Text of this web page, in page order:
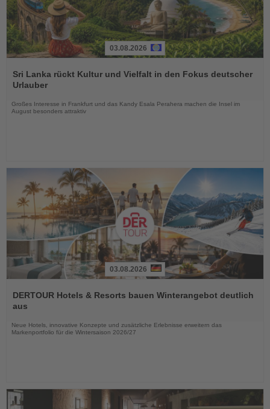
Sie
die
03.08.2026
Sri Lanka rückt Kultur und Vielfalt in den Fokus deutscher
Urlauber
Großes Interesse in Frankfurt und das Kandy Esala Perahera machen die Insel im
August besonders attraktiv
Sie
die
03.08.2026
DERTOUR Hotels & Resorts bauen Winterangebot deutlich
aus
Neue Hotels, innovative Konzepte und zusätzliche Erlebnisse erweitern das
Markenportfolio für die Wintersaison 2026/27